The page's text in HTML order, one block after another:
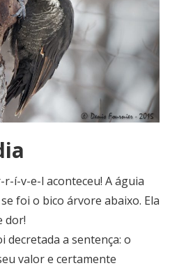
í-v-e-l aconteceu! A águia
foi o bico árvore abaixo. Ela
dor!
decretada a sentença: o
valor e certamente